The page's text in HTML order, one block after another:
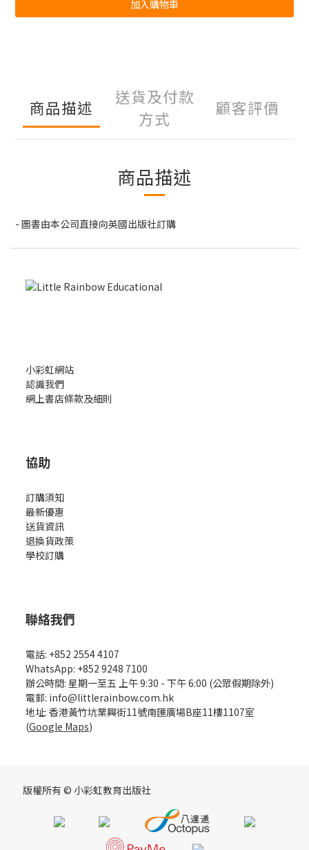
加入購物車
商品描述
送貨及付款
方式
顧客評價
商品描述
- 圖書由本公司直接向英國出版社訂購
小彩虹網站
認識我們
網上書店條款及細則
協助
訂購須知
最新優惠
送貨資訊
退換貨政策
學校訂購
聯絡我們
電話: +852 2554 4107
WhatsApp: +852 9248 7100
辦公時間: 星期一至五 上午 9:30 - 下午 6:00 (公眾假期除外)
電郵: info@littlerainbow.com.hk
地址: 香港黃竹坑業興街11號南匯廣場B座11樓1107室
(Google Maps)
版權所有 © 小彩虹教育出版社